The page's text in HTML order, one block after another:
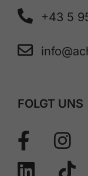
+43 5
FOLGT UNS